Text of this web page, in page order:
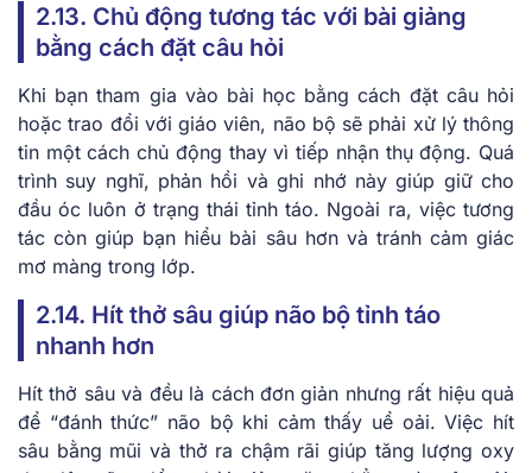
2.13. Chủ động tương tác với bài giảng
bằng cách đặt câu hỏi
Khi bạn tham gia vào bài học bằng cách đặt câu hỏi
hoặc trao đổi với giáo viên, não bộ sẽ phải xử lý thông
tin một cách chủ động thay vì tiếp nhận thụ động. Quá
trình suy nghĩ, phản hồi và ghi nhớ này giúp giữ cho
đầu óc luôn ở trạng thái tỉnh táo. Ngoài ra, việc tương
tác còn giúp bạn hiểu bài sâu hơn và tránh cảm giác
mơ màng trong lớp.
2.14. Hít thở sâu giúp não bộ tỉnh táo
nhanh hơn
Hít thở sâu và đều là cách đơn giản nhưng rất hiệu quả
để “đánh thức” não bộ khi cảm thấy uể oải. Việc hít
sâu bằng mũi và thở ra chậm rãi giúp tăng lượng oxy